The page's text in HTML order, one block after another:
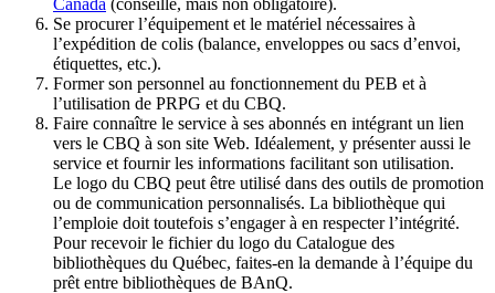
Se procurer l’équipement et le matériel nécessaires à
l’expédition de colis (balance, enveloppes ou sacs d’envoi,
étiquettes, etc.).
Former son personnel au fonctionnement du PEB et à
l’utilisation de PRPG et du CBQ.
Faire connaître le service à ses abonnés en intégrant un lien
vers le CBQ à son site Web. Idéalement, y présenter aussi le
service et fournir les informations facilitant son utilisation.
Le logo du CBQ peut être utilisé dans des outils de promotion
ou de communication personnalisés. La bibliothèque qui
l’emploie doit toutefois s’engager à en respecter l’intégrité.
Pour recevoir le fichier du logo du Catalogue des
bibliothèques du Québec, faites-en la demande à l’équipe du
prêt entre bibliothèques de BAnQ.